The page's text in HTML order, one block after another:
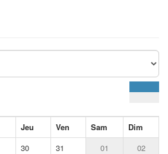
Jeu Ven Sam
Dim
30 31 01 02